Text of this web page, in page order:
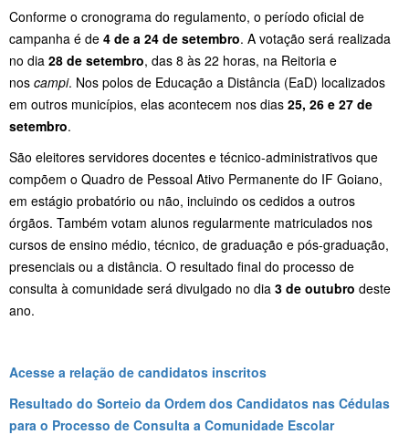
Conforme o cronograma do regulamento, o período oficial de
campanha é de 4 de a 24 de setembro. A votação será realizada
no dia 28 de setembro, das 8 às 22 horas, na Reitoria e
nos campi. Nos polos de Educação a Distância (EaD) localizados
em outros municípios, elas acontecem nos dias 25, 26 e 27 de
setembro.
São eleitores servidores docentes e técnico-administrativos que
compõem o Quadro de Pessoal Ativo Permanente do IF Goiano,
em estágio probatório ou não, incluindo os cedidos a outros
órgãos. Também votam alunos regularmente matriculados nos
cursos de ensino médio, técnico, de graduação e pós-graduação,
presenciais ou a distância. O resultado final do processo de
consulta à comunidade será divulgado no dia 3 de outubro deste
ano.
Acesse a relação de candidatos inscritos
Resultado do Sorteio da Ordem dos Candidatos nas Cédulas
para o Processo de Consulta a Comunidade Escolar